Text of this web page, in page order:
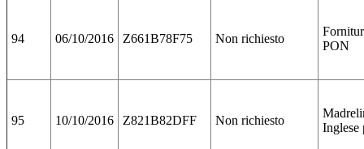
94 06/10/2016 Z661B78F75 Non richiesto
PON
95 10/10/2016 Z821B82DFF Non richiesto
Inglese